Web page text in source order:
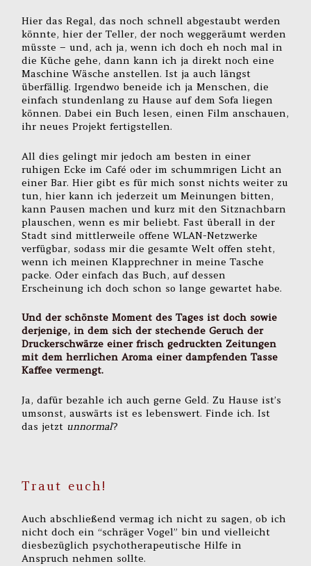
Hier das Regal, das noch schnell abgestaubt werden
könnte, hier der Teller, der noch weggeräumt werden
müsste – und, ach ja, wenn ich doch eh noch mal in
die Küche gehe, dann kann ich ja direkt noch eine
Maschine Wäsche anstellen. Ist ja auch längst
überfällig. Irgendwo beneide ich ja Menschen, die
einfach stundenlang zu Hause auf dem Sofa liegen
können. Dabei ein Buch lesen, einen Film anschauen,
ihr neues Projekt fertigstellen.
All dies gelingt mir jedoch am besten in einer
ruhigen Ecke im Café oder im schummrigen Licht an
einer Bar. Hier gibt es für mich sonst nichts weiter zu
tun, hier kann ich jederzeit um Meinungen bitten,
kann Pausen machen und kurz mit den Sitznachbarn
plauschen, wenn es mir beliebt. Fast überall in der
Stadt sind mittlerweile offene WLAN-Netzwerke
verfügbar, sodass mir die gesamte Welt offen steht,
wenn ich meinen Klapprechner in meine Tasche
packe. Oder einfach das Buch, auf dessen
Erscheinung ich doch schon so lange gewartet habe.
Und der schönste Moment des Tages ist doch sowie
derjenige, in dem sich der stechende Geruch der
Druckerschwärze einer frisch gedruckten Zeitungen
mit dem herrlichen Aroma einer dampfenden Tasse
Kaffee vermengt.
Ja, dafür bezahle ich auch gerne Geld. Zu Hause ist’s
umsonst, auswärts ist es lebenswert. Finde ich. Ist
das jetzt unnormal?
Traut euch!
Auch abschließend vermag ich nicht zu sagen, ob ich
nicht doch ein “schräger Vogel” bin und vielleicht
diesbezüglich psychotherapeutische Hilfe in
Anspruch nehmen sollte.